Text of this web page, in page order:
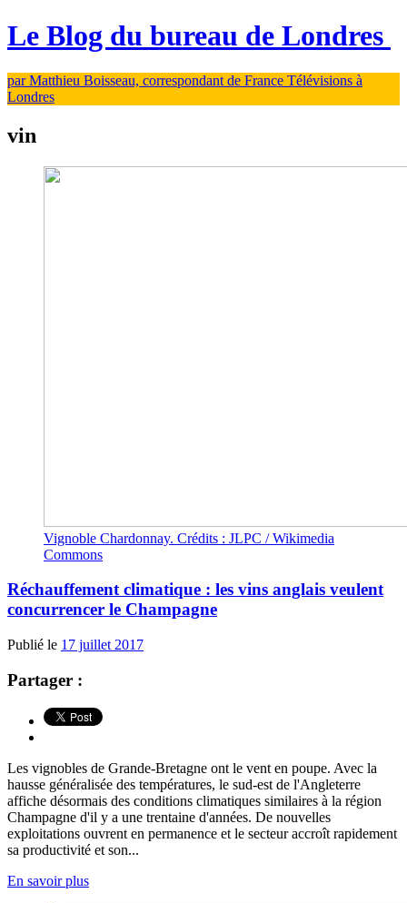
Le Blog du bureau de Londres
par Matthieu Boisseau, correspondant de France Télévisions à
Londres
vin
Vignoble Chardonnay. Crédits : JLPC / Wikimedia
Commons
Réchauffement climatique : les vins anglais veulent
concurrencer le Champagne
Publié le 17 juillet 2017
Partager :
Les vignobles de Grande-Bretagne ont le vent en poupe. Avec la
hausse généralisée des températures, le sud-est de l'Angleterre
affiche désormais des conditions climatiques similaires à la région
Champagne d'il y a une trentaine d'années. De nouvelles
exploitations ouvrent en permanence et le secteur accroît rapidement
sa productivité et son...
En savoir plus